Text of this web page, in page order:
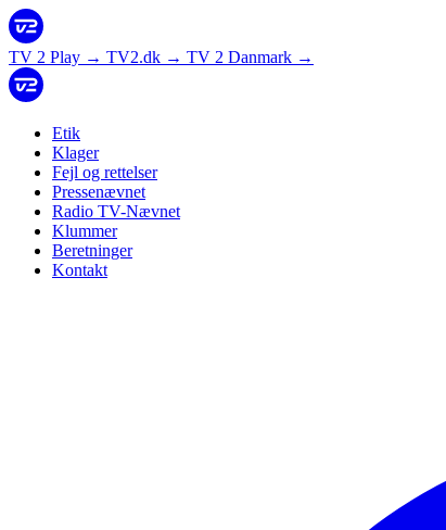
TV 2 Play → TV2.dk → TV 2 Danmark →
Etik
Klager
Fejl og rettelser
Pressenævnet
Radio TV-Nævnet
Klummer
Beretninger
Kontakt